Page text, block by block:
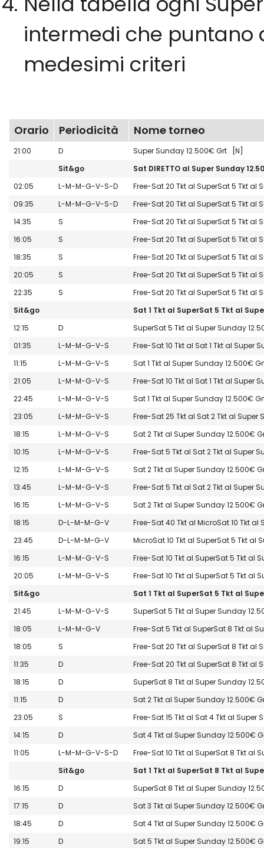
intermedi che puntano
medesimi criteri
Orario Periodicità Nome torneo
21:00 D
Super Sunday 12.500€ Grt [N]
Sit&go
Sat DIRETTO al Super Sunday
02:05
L-M-M-G-V-S-D
Free-Sat 20 Tkt al SuperSat 5 Tkt
09:35
L-M-M-G-V-S-D
Free-Sat 20 Tkt al SuperSat 5 Tkt
14:35
S
Free-Sat 20 Tkt al SuperSat 5 Tkt
16:05
S
Free-Sat 20 Tkt al SuperSat 5 Tkt
18:35
S
Free-Sat 20 Tkt al SuperSat 5 Tkt
20:05
S
Free-Sat 20 Tkt al SuperSat 5 Tkt
22:35
S
Free-Sat 20 Tkt al SuperSat 5 Tkt
Sit&go
Sat 1 Tkt al SuperSat 5 Tkt al
12:15
D
SuperSat 5 Tkt al Super Sunday
01:35
L-M-M-G-V-S
Free-Sat 10 Tkt al Sat 1 Tkt al Super
11:15
L-M-M-G-V-S
Sat 1 Tkt al Super Sunday 12.500€
21:05
L-M-M-G-V-S
Free-Sat 10 Tkt al Sat 1 Tkt al Super
22:45
L-M-M-G-V-S
Sat 1 Tkt al Super Sunday 12.500€
23:05
L-M-M-G-V-S
Free-Sat 25 Tkt al Sat 2 Tkt al
18:15
L-M-M-G-V-S
Sat 2 Tkt al Super Sunday 12.500€
10:15
L-M-M-G-V-S
Free-Sat 5 Tkt al Sat 2 Tkt al Super
12:15
L-M-M-G-V-S
Sat 2 Tkt al Super Sunday 12.500€
13:45
L-M-M-G-V-S
Free-Sat 5 Tkt al Sat 2 Tkt al Super
16:15
L-M-M-G-V-S
Sat 2 Tkt al Super Sunday 12.500€
18:15
D-L-M-M-G-V
Free-Sat 40 Tkt al MicroSat 10 Tkt
23:45
D-L-M-M-G-V
MicroSat 10 Tkt al SuperSat 5 Tkt
16:15
L-M-M-G-V-S
Free-Sat 10 Tkt al SuperSat 5 Tkt al
20:05
L-M-M-G-V-S
Free-Sat 10 Tkt al SuperSat 5 Tkt al
Sit&go
Sat 1 Tkt al SuperSat 5 Tkt al
21:45
L-M-M-G-V-S
SuperSat 5 Tkt al Super Sunday
18:05
L-M-M-G-V
Free-Sat 5 Tkt al SuperSat 8 Tkt al
18:05
S
Free-Sat 20 Tkt al SuperSat 8 Tkt
11:35
D
Free-Sat 20 Tkt al SuperSat 8 Tkt
18:15
D
SuperSat 8 Tkt al Super Sunday
11:15
D
Sat 2 Tkt al Super Sunday 12.500€
23:05
S
Free-Sat 15 Tkt al Sat 4 Tkt al
14:15
D
Sat 4 Tkt al Super Sunday 12.500€
11:05
L-M-M-G-V-S-D
Free-Sat 10 Tkt al SuperSat 8 Tkt al
Sit&go
Sat 1 Tkt al SuperSat 8 Tkt al
16:15
D
SuperSat 8 Tkt al Super Sunday
17:15
D
Sat 3 Tkt al Super Sunday 12.500€
18:45
D
Sat 4 Tkt al Super Sunday 12.500€
19:15
D Sat 5 Tkt al Super Sunday 12.500€